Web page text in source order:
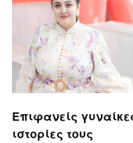
Επιφανείς
ιστορίες τους